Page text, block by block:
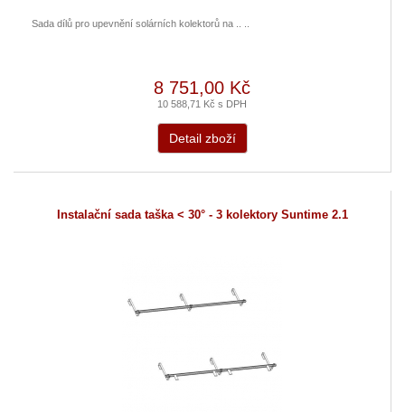
Sada dílů pro upevnění solárních kolektorů na .. ..
8 751,00 Kč
10 588,71 Kč s DPH
Detail zboží
Instalační sada taška < 30° - 3 kolektory Suntime 2.1